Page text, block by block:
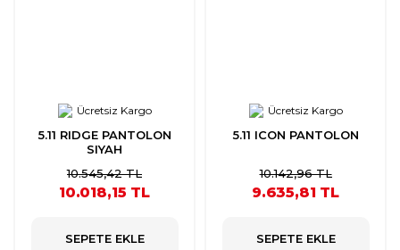
Ücretsiz Kargo
5.11 RIDGE PANTOLON
SIYAH
10.545,42 TL
10.018,15 TL
SEPETE EKLE
Ücretsiz Kargo
5.11 ICON PANTOLON
10.142,96 TL
9.635,81 TL
SEPETE EKLE